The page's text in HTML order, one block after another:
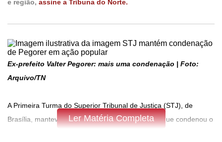
e região, assine a Tribuna do Norte.
Ex-prefeito Valter Pegorer: mais uma condenação | Foto:
Arquivo/TN
A Primeira Turma do Superior Tribunal de Justiça (STJ), de
Brasília, manteve sentença de primeira instância que condenou o
Ler Matéria Completa